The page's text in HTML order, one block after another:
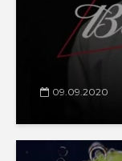
09.09.2020